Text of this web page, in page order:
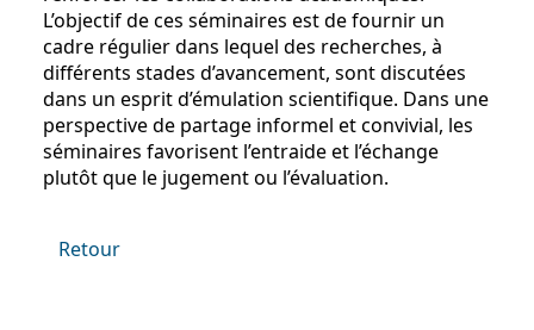
L’objectif de ces séminaires est de fournir un
cadre régulier dans lequel des recherches, à
différents stades d’avancement, sont discutées
dans un esprit d’émulation scientifique. Dans une
perspective de partage informel et convivial, les
séminaires favorisent l’entraide et l’échange
plutôt que le jugement ou l’évaluation.
Retour